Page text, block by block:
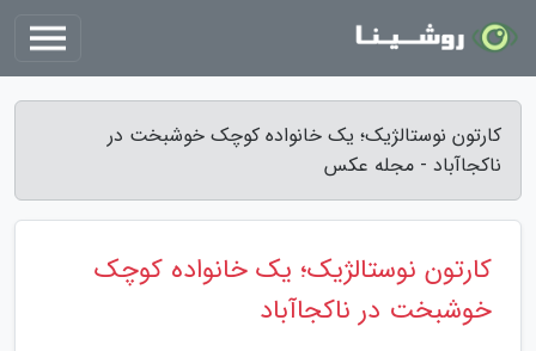
کارتون نوستالژیک؛ یک خانواده کوچک خوشبخت در
ناکجاآباد - مجله عکس
کارتون نوستالژیک؛ یک خانواده کوچک
خوشبخت در ناکجاآباد